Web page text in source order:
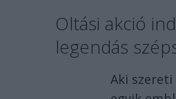
Oltási akció
legendás
Aki